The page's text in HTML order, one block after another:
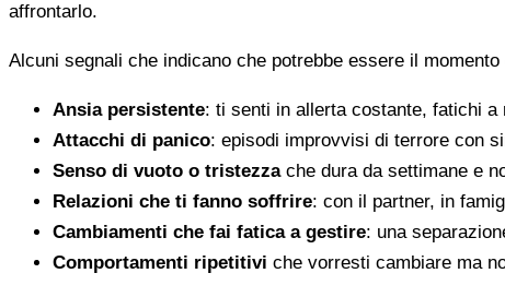
affrontarlo.
Alcuni segnali che indicano che potrebbe essere il
Ansia persistente: ti senti in allerta costante, fatichi
Attacchi di panico: episodi improvvisi di terrore con
Senso di vuoto o tristezzache dura da settimane e
Relazioni che ti fanno soffrire: con il partner, in
Cambiamenti che fai fatica a gestire: una
Comportamenti ripetitivi che vorresti cambiare ma